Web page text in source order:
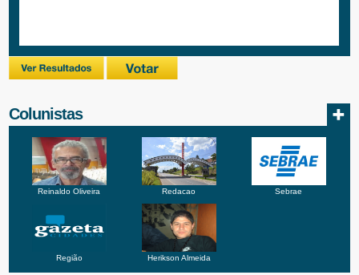
Colunistas
Reinaldo Oliveira Redacao Sebrae
Região Herikson Almeida